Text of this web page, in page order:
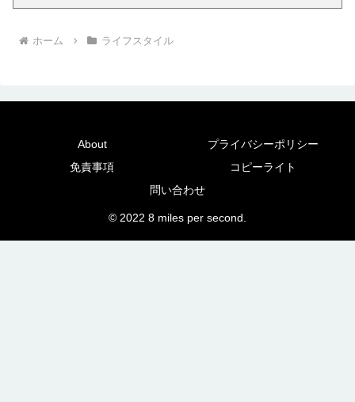
ホーム ライフスタイル
About
プライバシーポリシー
免責事項
コピーライト
問い合わせ
© 2022 8 miles per second.